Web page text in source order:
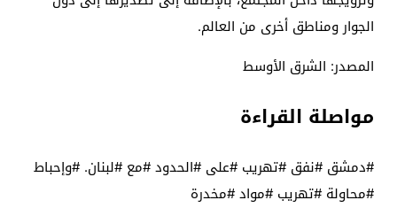
الجوار ومناطق أخرى من العالم.
المصدر: الشرق الأوسط
مواصلة القراءة
#دمشق #نفق #تهريب #على #الحدود #مع #لبنان. #وإحباط
#محاولة #تهريب #مواد #مخدرة